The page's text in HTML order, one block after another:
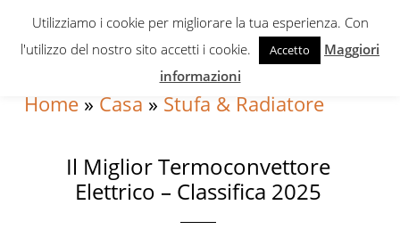
Skip
navigation
Skip
Skip
sidebar
Home » Casa » Stufa & Radiatore
Il Miglior Termoconvettore
Elettrico – Classifica 2025
Utilizziamo i cookie per migliorare la tua esperienza. Con
l'utilizzo del nostro sito accetti i cookie.
Accetto
Maggiori
informazioni